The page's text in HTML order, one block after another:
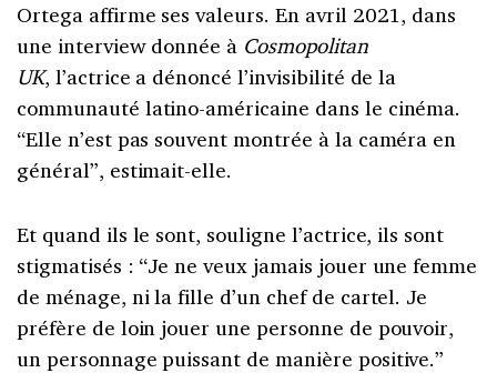
Ortega affirme ses valeurs. En avril 2021, dans
une interview donnée à Cosmopolitan
UK, l’actrice a dénoncé l’invisibilité de la
communauté latino-américaine dans le cinéma.
“Elle n’est pas souvent montrée à la caméra en
général”, estimait-elle.
Et quand ils le sont, souligne l’actrice, ils sont
stigmatisés : “Je ne veux jamais jouer une femme
de ménage, ni la fille d’un chef de cartel. Je
préfère de loin jouer une personne de pouvoir,
un personnage puissant de manière positive.”